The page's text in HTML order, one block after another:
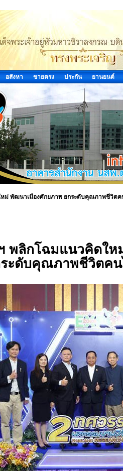
อสังหา ขายตรง ประกัน ยานยนต์
ม่ พัฒนาเมืองศักยภาพ ยกระดับคุณภาพชีวิตค
พลิกโฉมแนวคิดใ
ะดับคุณภาพชีวิตคน